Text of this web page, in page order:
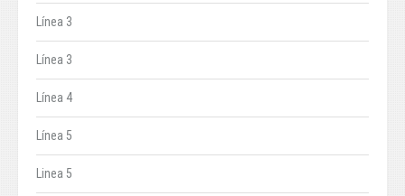
Línea 3
Línea 3
Línea 4
Línea 5
Linea 5